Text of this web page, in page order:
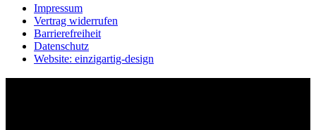
Impressum
Vertrag widerrufen
Barrierefreiheit
Datenschutz
Website: einzigartig-design